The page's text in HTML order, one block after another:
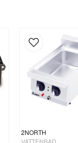
2NORTH